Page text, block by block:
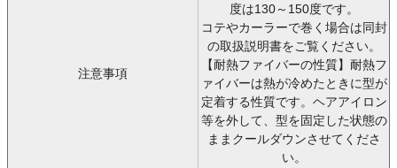
注意事項
度は130～150度です。
コテやカーラーで巻く場合は同封
の取扱説明書をご覧ください。
【耐熱ファイバーの性質】耐熱フ
ァイバーは熱が冷めたときに型が
定着する性質です。ヘアアイロン
等を外して、型を固定した状態の
ままクールダウンさせてくださ
い。